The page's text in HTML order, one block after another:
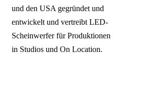
und den USA gegründet und
entwickelt und vertreibt LED-
Scheinwerfer für Produktionen
in Studios und On Location.